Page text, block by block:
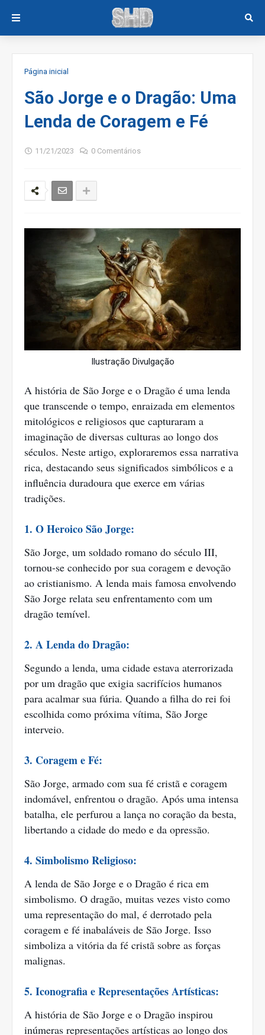
Página inicial
São Jorge e o Dragão: Uma
Lenda de Coragem e Fé
11/21/2023 0 Comentários
Ilustração Divulgação
A história de São Jorge e o Dragão é uma lenda
que transcende o tempo, enraizada em elementos
mitológicos e religiosos que capturaram a
imaginação de diversas culturas ao longo dos
séculos. Neste artigo, exploraremos essa narrativa
rica, destacando seus significados simbólicos e a
influência duradoura que exerce em várias
tradições.
1. O Heroico São Jorge:
São Jorge, um soldado romano do século III,
tornou-se conhecido por sua coragem e devoção
ao cristianismo. A lenda mais famosa envolvendo
São Jorge relata seu enfrentamento com um
dragão temível.
2. A Lenda do Dragão:
Segundo a lenda, uma cidade estava aterrorizada
por um dragão que exigia sacrifícios humanos
para acalmar sua fúria. Quando a filha do rei foi
escolhida como próxima vítima, São Jorge
interveio.
3. Coragem e Fé:
São Jorge, armado com sua fé cristã e coragem
indomável, enfrentou o dragão. Após uma intensa
batalha, ele perfurou a lança no coração da besta,
libertando a cidade do medo e da opressão.
4. Simbolismo Religioso:
A lenda de São Jorge e o Dragão é rica em
simbolismo. O dragão, muitas vezes visto como
uma representação do mal, é derrotado pela
coragem e fé inabaláveis de São Jorge. Isso
simboliza a vitória da fé cristã sobre as forças
malignas.
5. Iconografia e Representações Artísticas:
A história de São Jorge e o Dragão inspirou
inúmeras representações artísticas ao longo dos